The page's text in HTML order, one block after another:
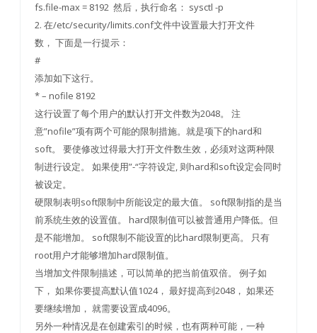
fs.file-max = 8192 然后，执行命名： sysctl -p
2. 在/etc/security/limits.conf文件中设置最大打开文件
数， 下面是一行提示：
#
添加如下这行。
* – nofile 8192
这行设置了每个用户的默认打开文件数为2048。 注
意”nofile”项有两个可能的限制措施。就是项下的hard和
soft。 要使修改过得最大打开文件数生效，必须对这两种限
制进行设定。 如果使用”-“字符设定, 则hard和soft设定会同时
被设定。
硬限制表明soft限制中所能设定的最大值。 soft限制指的是当
前系统生效的设置值。 hard限制值可以被普通用户降低。但
是不能增加。 soft限制不能设置的比hard限制更高。 只有
root用户才能够增加hard限制值。
当增加文件限制描述，可以简单的把当前值双倍。 例子如
下， 如果你要提高默认值1024， 最好提高到2048， 如果还
要继续增加， 就需要设置成4096。
另外一种情况是在创建索引的时候，也有两种可能，一种